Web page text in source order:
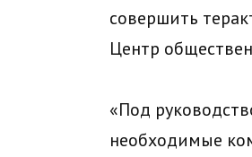
совершить
Центр
«Под
необходимые